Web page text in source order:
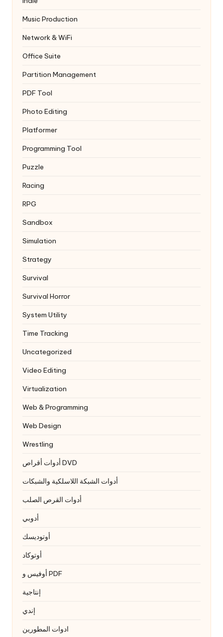
Music Production
Network & WiFi
Office Suite
Partition Management
PDF Tool
Photo Editing
Platformer
Programming Tool
Puzzle
Racing
RPG
Sandbox
Simulation
Strategy
Survival
Survival Horror
System Utility
Time Tracking
Uncategorized
Video Editing
Virtualization
Web & Programming
Web Design
Wrestling
أدوات أقراص DVD
أدوات الشبكة اللاسلكية والشبكات
أدوات القرص الصلب
أدوبي
أوتوديسك
أوتوكاد
أوفيس و PDF
إنتاجية
إندي
ادوات المطورين